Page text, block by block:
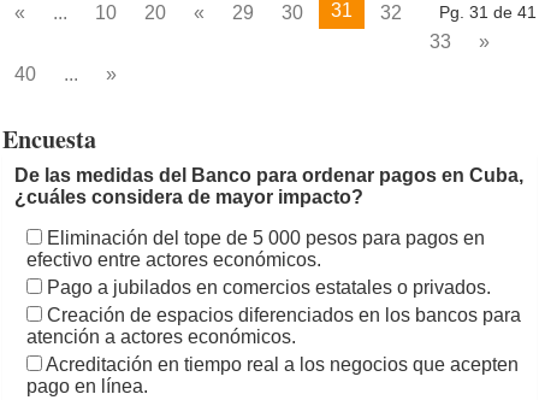
Pg. 31 de 41
« ... 10 20 « 29 30 31
32
33
»
40
... »
Encuesta
De las medidas del Banco para ordenar pagos en Cuba,
¿cuáles considera de mayor impacto?
Eliminación del tope de 5 000 pesos para pagos en
efectivo entre actores económicos.
Pago a jubilados en comercios estatales o privados.
Creación de espacios diferenciados en los bancos para
atención a actores económicos.
Acreditación en tiempo real a los negocios que acepten
pago en línea.